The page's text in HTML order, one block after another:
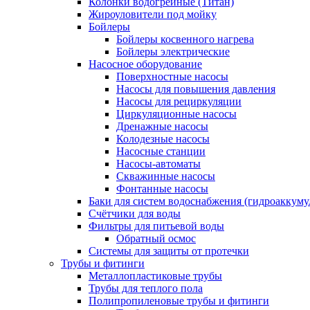
Жироуловители под мойку
Бойлеры
Бойлеры косвенного нагрева
Бойлеры электрические
Насосное оборудование
Поверхностные насосы
Насосы для повышения давления
Насосы для рециркуляции
Циркуляционные насосы
Дренажные насосы
Колодезные насосы
Насосные станции
Насосы-автоматы
Скважинные насосы
Фонтанные насосы
Баки для систем водоснабжения
Счётчики для воды
Фильтры для питьевой воды
Обратный осмос
Системы для защиты от протечки
Трубы и фитинги
Металлопластиковые трубы
Трубы для теплого пола
Полипропиленовые трубы и фитинги